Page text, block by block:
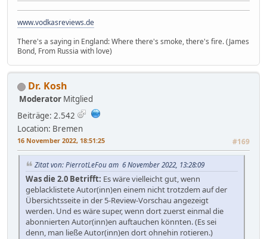
www.vodkasreviews.de
There's a saying in England: Where there's smoke, there's fire. (James
Bond, From Russia with love)
Dr. Kosh
Moderator Mitglied
Beiträge: 2.542
Location: Bremen
16 November 2022, 18:51:25 #169
Zitat von: PierrotLeFou am 6 November 2022, 13:28:09
Was die 2.0 Betrifft: Es wäre vielleicht gut, wenn
geblacklistete Autor(inn)en einem nicht trotzdem auf der
Übersichtsseite in der 5-Review-Vorschau angezeigt
werden. Und es wäre super, wenn dort zuerst einmal die
abonnierten Autor(inn)en auftauchen könnten. (Es sei
denn, man ließe Autor(inn)en dort ohnehin rotieren.)